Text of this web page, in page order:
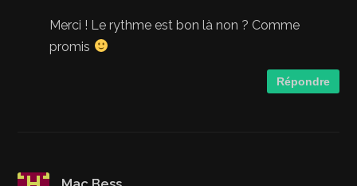
Merci ! Le rythme est bon là non ? Comme
promis
Répondre